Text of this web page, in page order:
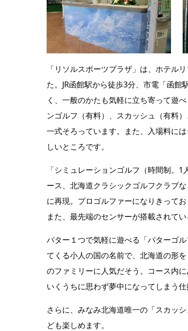
「リソルスポーツプラザ」は、ホテル
た。JR函館駅から徒歩3分、市電「函
く、一般のかたも気軽に立ち寄って遊
ンゴルフ（有料）、スカッシュ（有料
一式そろっています。また、入場料に
しいところです。
「シミュレーションゴルフ（時間制。
ース、北海道クラシックゴルフクラブ
に再現。プロゴルファーになりきって
また、最先端のセンサーが搭載されて
パター１つで気軽に遊べる「パターゴ
てくる小人の国の名前で、北海道の形
のファミリーに人気だそう。コース内
いくうちに思わず夢中になってしまう仕
さらに、みなみ北海道唯一の「スカッ
ども楽しめます。